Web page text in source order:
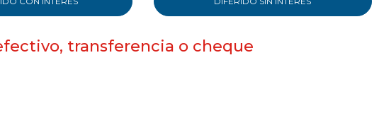
transferencia o cheque